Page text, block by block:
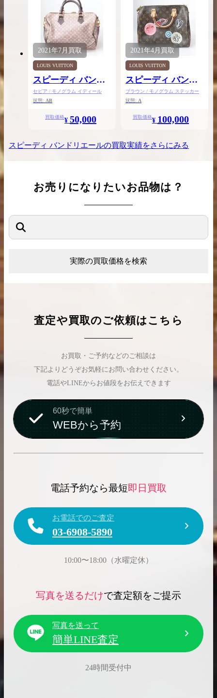
2021年7月 買取
LOUIS VUITTON
スピーディ バンド
リエール30
セピア / モノグラム イディール
状態: AB
買取価格¥ 50,000
2021年4月買取
LOUIS VUITTON
スピーディ バンド
リエール30
ブラウン / モノグラム ステッカー
状態: A
買取価格¥ 100,000
スピーディ バンドリエールの買取実績をさらにみる
お売りになりたいお品物は？
実際の買取価格を検索
査定や買取のご依頼はこちら
お買取・ご予約などのご相談は
下記よりどうぞお気軽にお問い合わせください。
電話やLINEからお値段をお伝えできます
60秒で簡単
WEBから予約
電話予約なら最短即日買取
お電話でのご査定
03-6908-5890
10:00〜18:00（水曜定休）
写真を送るだけで査定額をご提示
写真を送って
簡単LINE査定
24時間受付中